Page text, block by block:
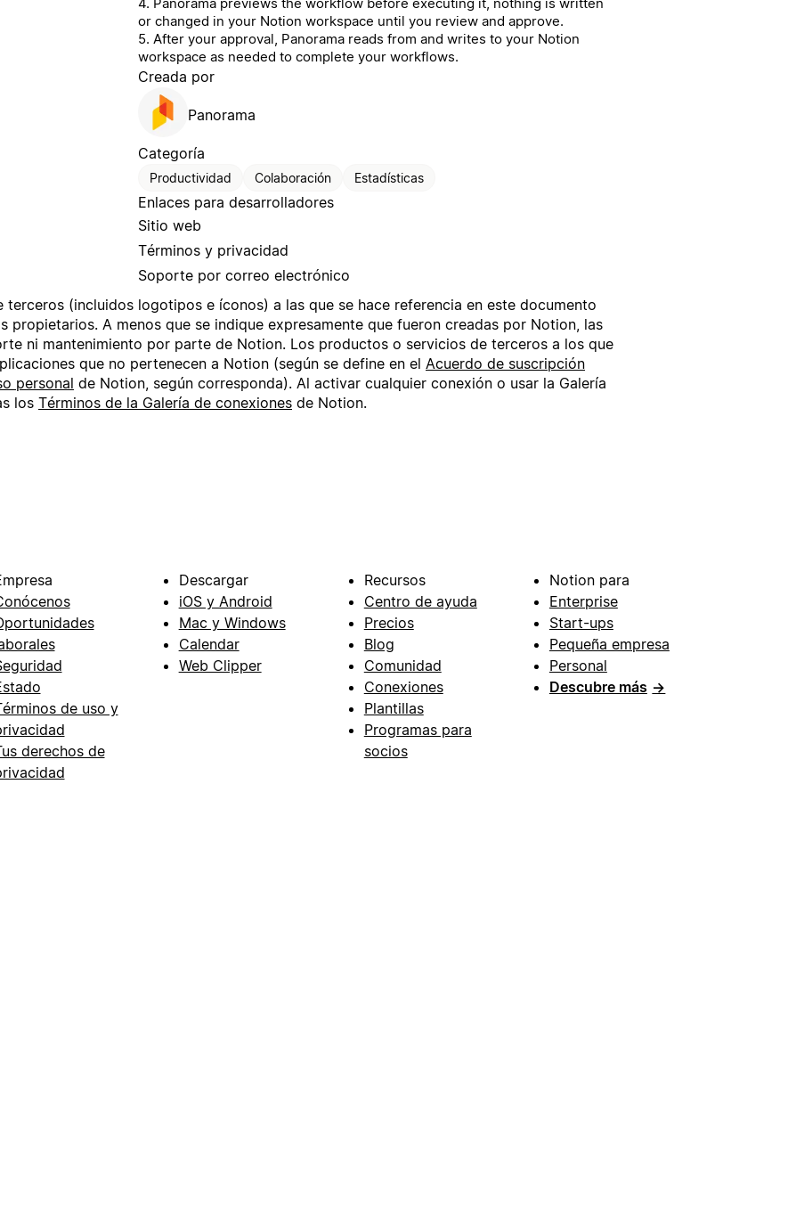
or changed in your Notion workspace until you review and approve.
5. After your approval, Panorama reads from and writes to your Notion
workspace as needed to complete your workflows.
Creada por
Panorama
Categoría
Productividad Colaboración Estadísticas
Enlaces para desarrolladores
Sitio web
Términos y privacidad
Soporte por correo electrónico
terceros (incluidos logotipos e íconos) a las que se hace referencia en este documento
propietarios. A menos que se indique expresamente que fueron creadas por Notion, las
ni mantenimiento por parte de Notion. Los productos o servicios de terceros a los que
que no pertenecen a Notion (según se define en el Acuerdo de suscripción
personal de Notion, según corresponda). Al activar cualquier conexión o usar la Galería
los Términos de la Galería de conexiones de Notion.
de uso y
derechos de
Descargar
iOS y Android
Mac y Windows
Calendar
Web Clipper
Recursos
Centro de ayuda
Precios
Blog
Comunidad
Conexiones
Plantillas
Programas para
socios
Notion para
Enterprise
Start-ups
Pequeña empresa
Personal
Descubre más →